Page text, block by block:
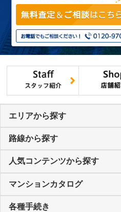
エリアから探す
路線から探す
人気コンテンツから探す
マンションカタログ
各種手続き